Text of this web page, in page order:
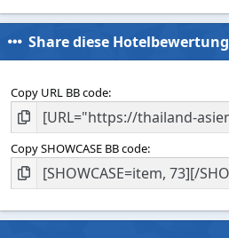
Share diese Hotelbewertung
Copy URL BB code
Copy SHOWCASE BB code